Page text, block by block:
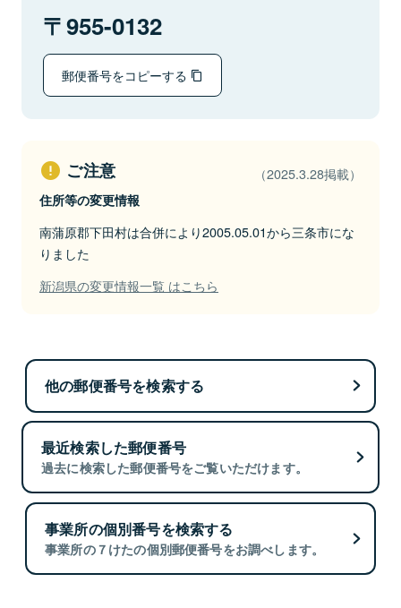
955-0132
郵便番号をコピーする
ご注意 （2025.3.28掲載）
住所等の変更情報
南蒲原郡下田村は合併により2005.05.01から三条市にな
りました
新潟県の変更情報一覧 はこちら
他の郵便番号を検索する
最近検索した郵便番号
過去に検索した郵便番号をご覧いただけます。
事業所の個別番号を検索する
事業所の７けたの個別郵便番号をお調べします。